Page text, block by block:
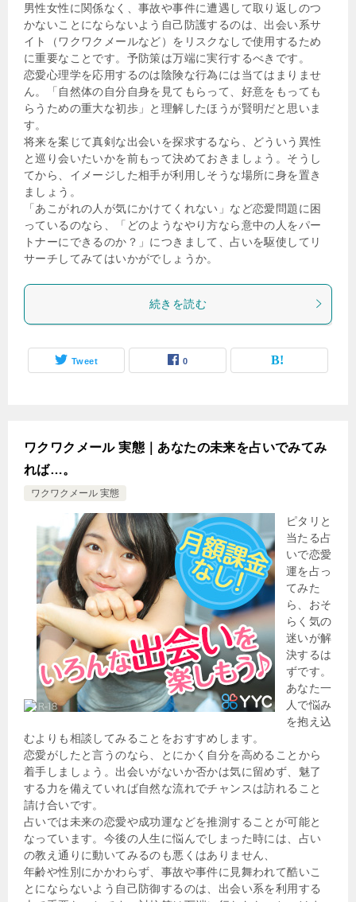
男性女性に関係なく、事故や事件に遭遇して取り返しのつ
かないことにならないよう自己防護するのは、出会い系サ
イト（ワクワクメールなど）をリスクなしで使用するため
に重要なことです。予防策は万端に実行するべきです。
恋愛心理学を応用するのは陰険な行為には当てはまりませ
ん。「自然体の自分自身を見てもらって、好意をもっても
らうための重大な初歩」と理解したほうが賢明だと思いま
す。
将来を案じて真剣な出会いを探求するなら、どういう異性
と巡り会いたいかを前もって決めておきましょう。そうし
てから、イメージした相手が利用しそうな場所に身を置き
ましょう。
「あこがれの人が気にかけてくれない」など恋愛問題に困
っているのなら、「どのようなやり方なら意中の人をパー
トナーにできるのか？」につきまして、占いを駆使してリ
サーチしてみてはいかがでしょうか。
続きを読む
Tweet 0
ワクワクメール 実態｜あなたの未来を占いでみてみ
れば…。
ワクワクメール 実態
ピタリと
当たる占
いで恋愛
運を占っ
てみた
ら、おそ
らく気の
迷いが解
決するは
ずです。
あなた一
人で悩み
を抱え込
むよりも相談してみることをおすすめします。
恋愛がしたと言うのなら、とにかく自分を高めることから
着手しましょう。出会いがないか否かは気に留めず、魅了
する力を備えていれば自然な流れでチャンスは訪れること
請け合いです。
占いでは未来の恋愛や成功運などを推測することが可能と
なっています。今後の人生に悩んでしまった時には、占い
の教え通りに動いてみるのも悪くはありません、
年齢や性別にかかわらず、事故や事件に見舞われて酷いこ
とにならないよう自己防御するのは、出会い系を利用する